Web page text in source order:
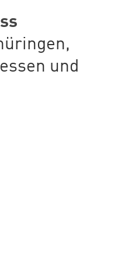
und